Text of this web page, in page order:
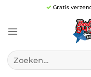
inhoud
Gratis
Zoeken
naar: